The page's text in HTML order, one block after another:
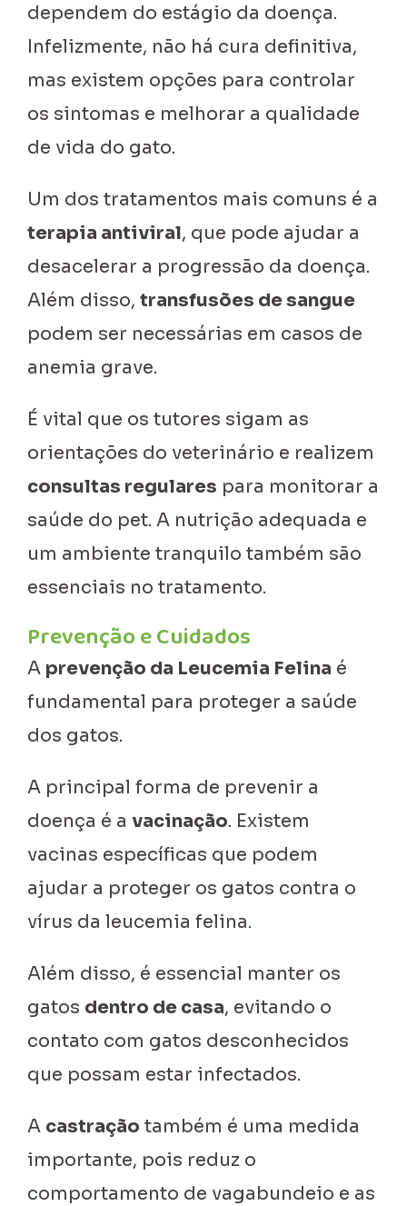
dependem do estágio da doença.
Infelizmente, não há cura definitiva,
mas existem opções para controlar
os sintomas e melhorar a qualidade
de vida do gato.
Um dos tratamentos mais comuns é a
terapia antiviral, que pode ajudar a
desacelerar a progressão da doença.
Além disso, transfusões de sangue
podem ser necessárias em casos de
anemia grave.
É vital que os tutores sigam as
orientações do veterinário e realizem
consultas regulares para monitorar a
saúde do pet. A nutrição adequada e
um ambiente tranquilo também são
essenciais no tratamento.
Prevenção e Cuidados
A prevenção da Leucemia Felina é
fundamental para proteger a saúde
dos gatos.
A principal forma de prevenir a
doença é a vacinação. Existem
vacinas específicas que podem
ajudar a proteger os gatos contra o
vírus da leucemia felina.
Além disso, é essencial manter os
gatos dentro de casa, evitando o
contato com gatos desconhecidos
que possam estar infectados.
A castração também é uma medida
importante, pois reduz o
comportamento de vagabundeio e as